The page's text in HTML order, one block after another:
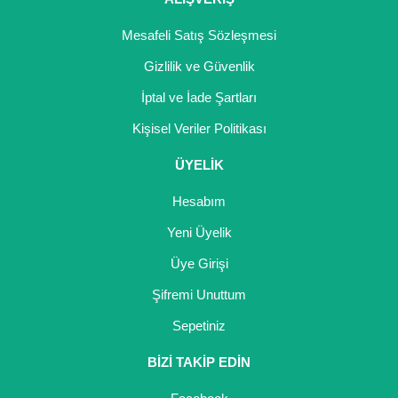
Mesafeli Satış Sözleşmesi
Gizlilik ve Güvenlik
İptal ve İade Şartları
Kişisel Veriler Politikası
ÜYELİK
Hesabım
Yeni Üyelik
Üye Girişi
Şifremi Unuttum
Sepetiniz
BİZİ TAKİP EDİN